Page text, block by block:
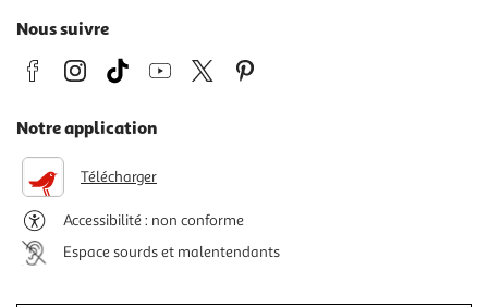
Nous suivre
Notre application
Télécharger
Accessibilité : non conforme
Espace sourds et malentendants